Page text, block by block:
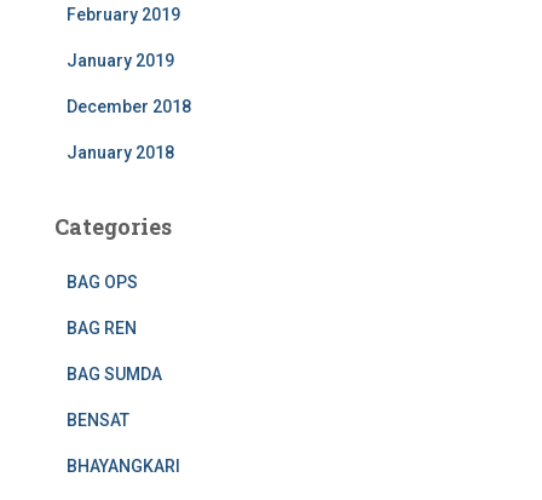
February 2019
January 2019
December 2018
January 2018
Categories
BAG OPS
BAG REN
BAG SUMDA
BENSAT
BHAYANGKARI